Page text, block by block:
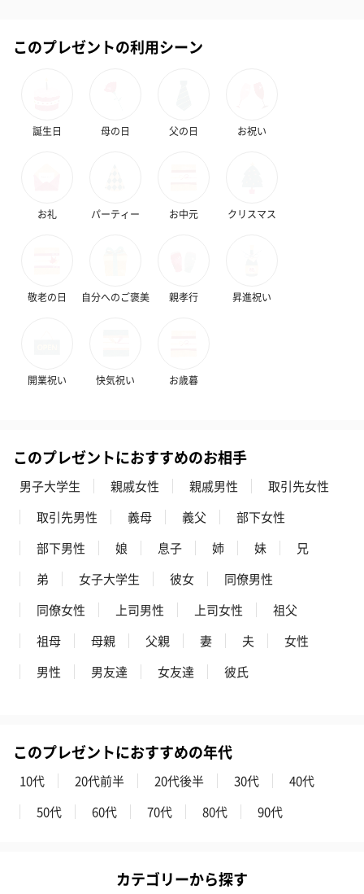
このプレゼントの利用シーン
誕生日 母の日 父の日 お祝い
お礼 パーティー お中元 クリスマス
敬老の日 自分へのご褒美 親孝行 昇進祝い
開業祝い 快気祝い お歳暮
このプレゼントにおすすめのお相手
男子大学生 親戚女性 親戚男性
取引先女性
取引先男性
義母 義父
部下女性
部下男性
娘 息子 姉 妹
兄
弟
女子大学生 彼女
同僚男性
同僚女性
上司男性 上司女性
祖父
祖母
母親 父親 妻 夫
女性
男性
男友達 女友達 彼氏
このプレゼントにおすすめの年代
10代 20代前半 20代後半 30代
40代
50代
60代 70代 80代 90代
カテゴリーから探す